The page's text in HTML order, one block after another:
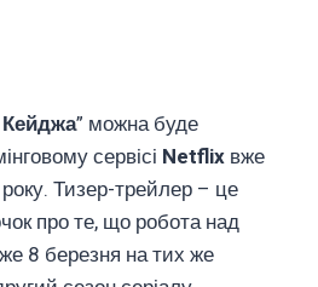
” можна буде
сервісі Netflix вже
Тизер-трейлер – це
про те, що робота над
8 березня на тих же